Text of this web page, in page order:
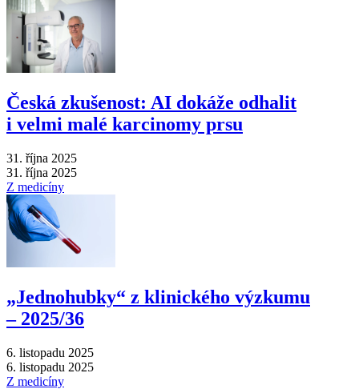
Česká zkušenost: AI dokáže odhalit
i velmi malé karcinomy prsu
31. října 2025
31. října 2025
Z medicíny
„Jednohubky“ z klinického výzkumu
–⁠ 2025/36
6. listopadu 2025
6. listopadu 2025
Z medicíny